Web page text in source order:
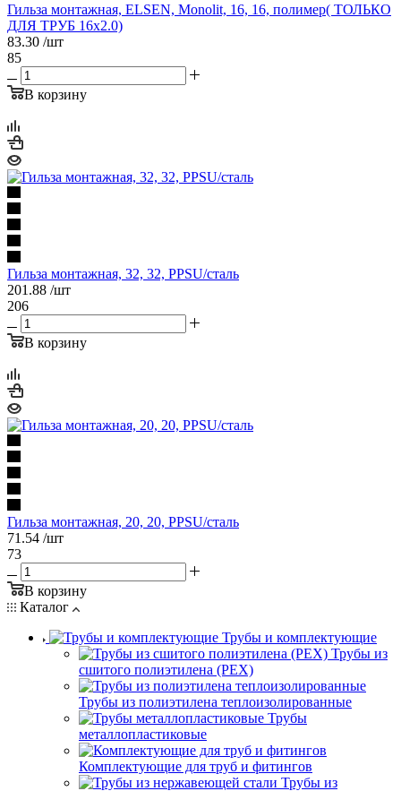
Гильза монтажная, ELSEN, Monolit, 16, 16, полимер( ТОЛЬКО
ДЛЯ ТРУБ 16х2.0)
83.30 /шт
85
В корзину
Гильза монтажная, 32, 32, PPSU/сталь
201.88 /шт
206
В корзину
Гильза монтажная, 20, 20, PPSU/сталь
71.54 /шт
73
В корзину
Каталог
Трубы и комплектующие
Трубы из
сшитого полиэтилена (PEX)
Трубы из полиэтилена теплоизолированные
Трубы
металлопластиковые
Комплектующие для труб и фитингов
Трубы из